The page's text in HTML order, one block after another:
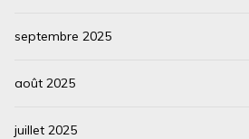
septembre 2025
août 2025
juillet 2025